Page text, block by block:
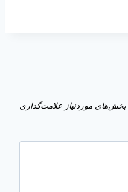
بخش‌های موردنیاز علامت‌گذاری